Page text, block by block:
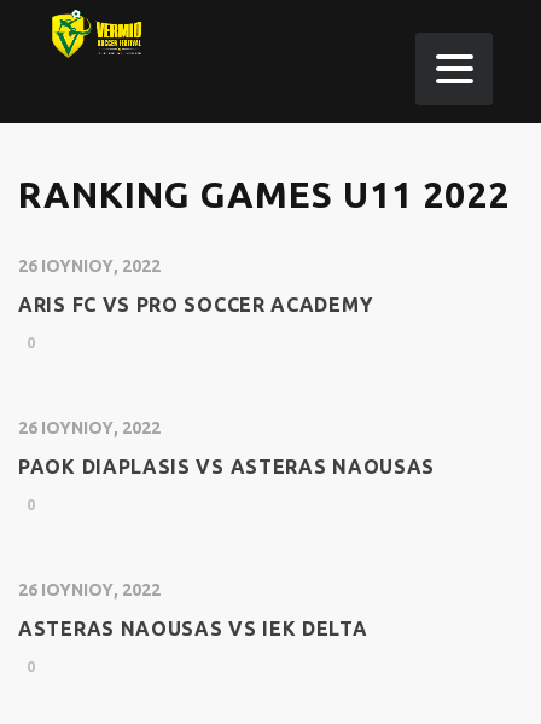
RANKING GAMES U11 2022
26 ΙΟΥΝΊΟΥ, 2022
ARIS FC VS PRO SOCCER ACADEMY
0
26 ΙΟΥΝΊΟΥ, 2022
PAOK DIAPLASIS VS ASTERAS NAOUSAS
0
26 ΙΟΥΝΊΟΥ, 2022
ASTERAS NAOUSAS VS IEK DELTA
0